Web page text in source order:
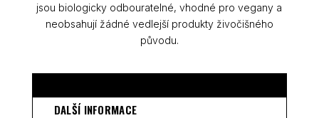
jsou biologicky odbouratelné, vhodné pro vegany a
neobsahují žádné vedlejší produkty živočišného
původu.
DALŠÍ INFORMACE